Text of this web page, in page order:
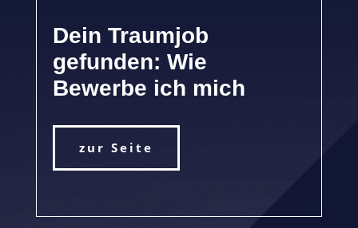
Dein Traumjob
gefunden: Wie
Bewerbe ich mich
zur Seite